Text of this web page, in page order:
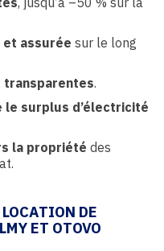
assurée sur le long
transparentes.
le surplus d’électricité
la propriété des
DE
ET OTOVO